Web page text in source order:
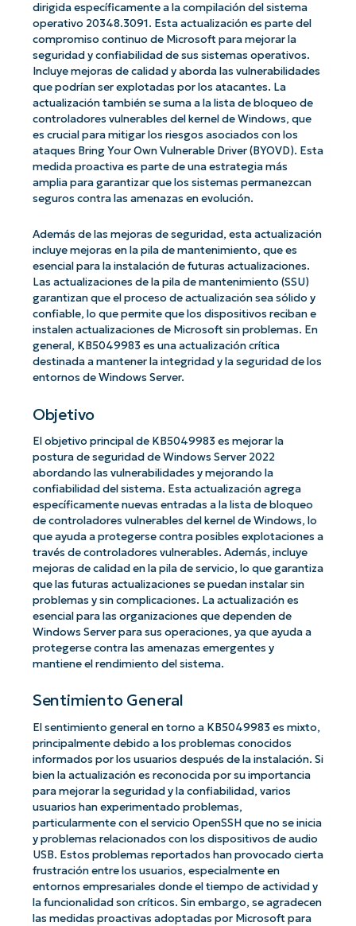
dirigida específicamente a la compilación del sistema
operativo 20348.3091. Esta actualización es parte del
compromiso continuo de Microsoft para mejorar la
seguridad y confiabilidad de sus sistemas operativos.
Incluye mejoras de calidad y aborda las vulnerabilidades
que podrían ser explotadas por los atacantes. La
actualización también se suma a la lista de bloqueo de
controladores vulnerables del kernel de Windows, que
es crucial para mitigar los riesgos asociados con los
ataques Bring Your Own Vulnerable Driver (BYOVD). Esta
medida proactiva es parte de una estrategia más
amplia para garantizar que los sistemas permanezcan
seguros contra las amenazas en evolución.
Además de las mejoras de seguridad, esta actualización
incluye mejoras en la pila de mantenimiento, que es
esencial para la instalación de futuras actualizaciones.
Las actualizaciones de la pila de mantenimiento (SSU)
garantizan que el proceso de actualización sea sólido y
confiable, lo que permite que los dispositivos reciban e
instalen actualizaciones de Microsoft sin problemas. En
general, KB5049983 es una actualización crítica
destinada a mantener la integridad y la seguridad de los
entornos de Windows Server.
Objetivo
El objetivo principal de KB5049983 es mejorar la
postura de seguridad de Windows Server 2022
abordando las vulnerabilidades y mejorando la
confiabilidad del sistema. Esta actualización agrega
específicamente nuevas entradas a la lista de bloqueo
de controladores vulnerables del kernel de Windows, lo
que ayuda a protegerse contra posibles explotaciones a
través de controladores vulnerables. Además, incluye
mejoras de calidad en la pila de servicio, lo que garantiza
que las futuras actualizaciones se puedan instalar sin
problemas y sin complicaciones. La actualización es
esencial para las organizaciones que dependen de
Windows Server para sus operaciones, ya que ayuda a
protegerse contra las amenazas emergentes y
mantiene el rendimiento del sistema.
Sentimiento General
El sentimiento general en torno a KB5049983 es mixto,
principalmente debido a los problemas conocidos
informados por los usuarios después de la instalación. Si
bien la actualización es reconocida por su importancia
para mejorar la seguridad y la confiabilidad, varios
usuarios han experimentado problemas,
particularmente con el servicio OpenSSH que no se inicia
y problemas relacionados con los dispositivos de audio
USB. Estos problemas reportados han provocado cierta
frustración entre los usuarios, especialmente en
entornos empresariales donde el tiempo de actividad y
la funcionalidad son críticos. Sin embargo, se agradecen
las medidas proactivas adoptadas por Microsoft para